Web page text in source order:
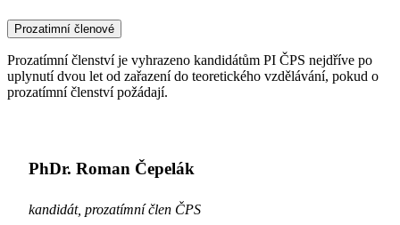
Prozatimní členové
Prozatímní členství je vyhrazeno kandidátům PI ČPS nejdříve po
uplynutí dvou let od zařazení do teoretického vzdělávání, pokud o
prozatímní členství požádají.
PhDr. Roman Čepelák
kandidát, prozatímní člen ČPS